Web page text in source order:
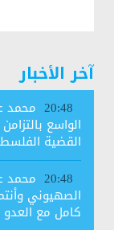
آخر الأخبار
20:48 محمد
الواسع
القضية
20:48 محمد
الصهيوني
كامل مع